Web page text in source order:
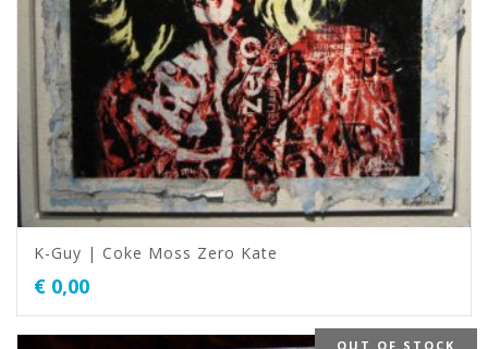
K-Guy | Coke Moss Zero Kate
€ 0,00
OUT OF STOCK